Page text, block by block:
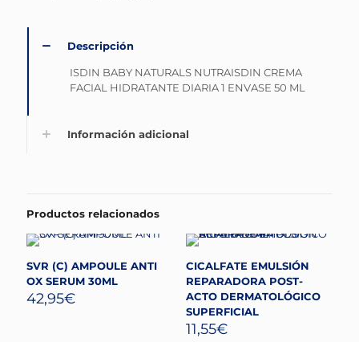
Descripción
ISDIN BABY NATURALS NUTRAISDIN CREMA
FACIAL HIDRATANTE DIARIA 1 ENVASE 50 ML
Información adicional
Productos relacionados
SVR (C) AMPOULE ANTI
OX SERUM 30ML
42,95€
CICALFATE EMULSIÓN
REPARADORA POST-
ACTO DERMATOLÓGICO
SUPERFICIAL
11,55€